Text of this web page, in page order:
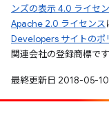
ンズの表示 4.0 ライセ
Apache 2.0 ライセンス
Developers サイトのポ
関連会社の登録商標です
最終更新日 2018-05-10